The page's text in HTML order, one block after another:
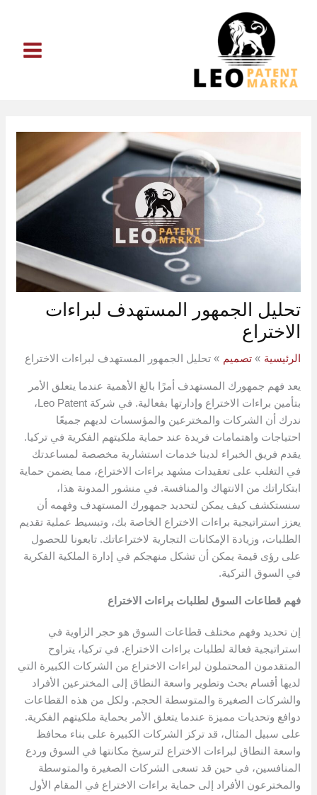
تحليل الجمهور المستهدف لبراءات
الاختراع
الرئيسية تصميم تحليل الجمهور المستهدف لبراءات الاختراع
يعد فهم جمهورك المستهدف أمرًا بالغ الأهمية عندما يتعلق الأمر
بتأمين براءات الاختراع وإدارتها بفعالية. في شركة Leo Patent،
ندرك أن الشركات والمخترعين والمؤسسات لديهم جميعًا
احتياجات واهتمامات فريدة عند حماية ملكيتهم الفكرية في تركيا.
يقدم فريق الخبراء لدينا خدمات استشارية مخصصة لمساعدتك
في التغلب على تعقيدات مشهد براءات الاختراع، مما يضمن حماية
ابتكاراتك من الانتهاك والمنافسة. في منشور المدونة هذا،
سنستكشف كيف يمكن لتحديد جمهورك المستهدف وفهمه أن
يعزز استراتيجية براءات الاختراع الخاصة بك، وتبسيط عملية تقديم
الطلبات، وزيادة الإمكانات التجارية لاختراعاتك. تابعونا للحصول
على رؤى قيمة يمكن أن تشكل منهجكم في إدارة الملكية الفكرية
في السوق التركية.
فهم قطاعات السوق لطلبات براءات الاختراع
إن تحديد وفهم مختلف قطاعات السوق هو حجر الزاوية في
استراتيجية فعالة لطلبات براءات الاختراع. في تركيا، يتراوح
المتقدمون المحتملون لبراءات الاختراع من الشركات الكبيرة التي
لديها أقسام بحث وتطوير واسعة النطاق إلى المخترعين الأفراد
والشركات الصغيرة والمتوسطة الحجم. ولكل من هذه القطاعات
دوافع وتحديات مميزة عندما يتعلق الأمر بحماية ملكيتهم الفكرية.
على سبيل المثال، قد تركز الشركات الكبيرة على بناء محافظ
واسعة النطاق لبراءات الاختراع لترسيخ مكانتها في السوق وردع
المنافسين، في حين قد تسعى الشركات الصغيرة والمتوسطة
والمخترعون الأفراد إلى حماية براءات الاختراع في المقام الأول